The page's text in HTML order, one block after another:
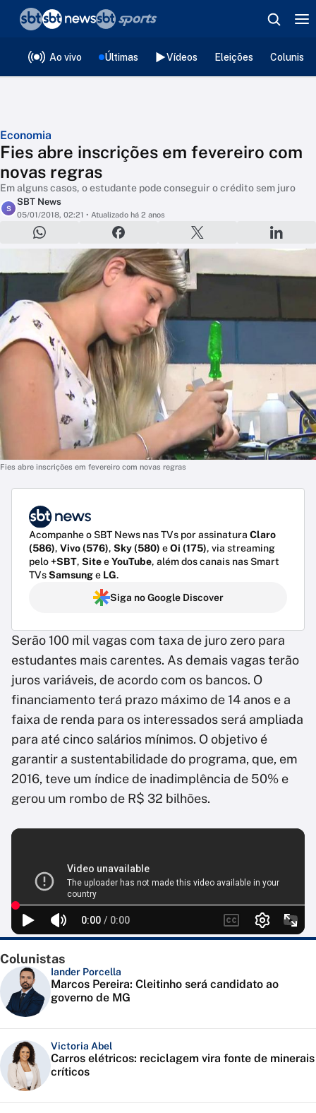
Ao vivo Últimas Vídeos Eleições
Economia
Fies abre inscrições em fevereiro com
novas regras
Em alguns casos, o estudante pode conseguir o crédito sem juro
S
SBT News
05/01/2018, 02:21 • Atualizado há 2 anos
Fies abre inscrições em fevereiro com novas regras
Acompanhe o SBT News nas TVs por assinatura Claro
(586), Vivo (576), Sky (580) eOi (175), via streaming
pelo+SBT, SiteeYouTube, além dos canais nas Smart
TVsSamsunge LG.
Siga no Google Discover
Serão 100 mil vagas com taxa de juro zero para
estudantes mais carentes. As demais vagas terão
juros variáveis, de acordo com os bancos. O
financiamento terá prazo máximo de 14 anos e a
faixa de renda para os interessados será ampliada
para até cinco salários mínimos. O objetivo é
garantir a sustentabilidade do programa, que, em
2016, teve um índice de inadimplência de 50% e
gerou um rombo de R$ 32 bilhões.
Colunistas
Iander Porcella
Marcos Pereira: Cleitinho será candidato ao
governo de MG
Victoria Abel
Carros elétricos: reciclagem vira fonte de minerais
críticos
❮voltar
Editorias